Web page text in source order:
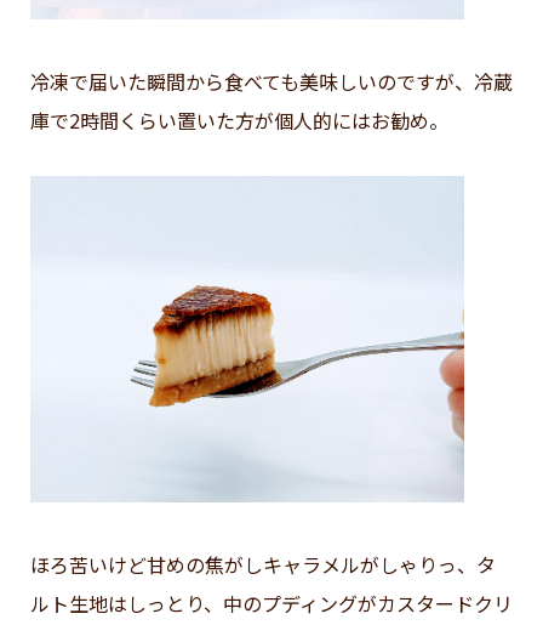
冷凍で届いた瞬間から食べても美味しいのですが、冷蔵
庫で2時間くらい置いた方が個人的にはお勧め。
ほろ苦いけど甘めの焦がしキャラメルがしゃりっ、タ
ルト生地はしっとり、中のプディングがカスタードクリ